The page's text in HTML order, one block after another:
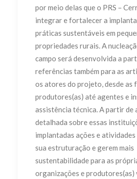
por meio delas que o PRS –
integrar e fortalecer a
práticas sustentáveis em
propriedades rurais. A
campo será desenvolvida a
referências também para as
os atores do projeto, desde as
produtores(as) até agentes e
assistência técnica. A partir de
detalhada sobre essas
implantadas ações e atividades
sua estruturação e gerem mais
sustentabilidade para as
organizações e produtores(as)